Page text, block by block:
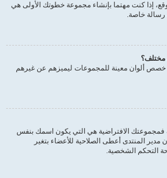
إذا كنت مهتما بإنشاء مجموعة خطوتك الأولى هي
رسالة خاصة.
مختلف؟
خصص ألوان معينة للمجموعات ليميزهم عن غيرهم
الافتراضية هي التي يكون اسمك بنفس
المنتدى أعطى الصلاحية للأعضاء بتغير
التحكم الشخصية.